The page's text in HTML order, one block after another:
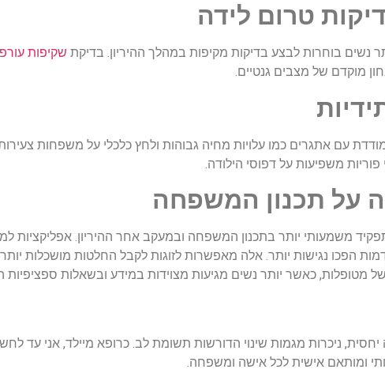
טרום לידה
נשים בוחרות לבצע בדיקות מקיפות במהלך ההיריון. בדיקת שקיפות
מוקדם של מצבים גנטיים.
עם אתגרים כמו עלויות מחיה גבוהות ולחץ כלכלי על משפחות
משפיעות על דפוסי הילודה.
על תכנון המשפחה
משמעותי יותר בתכנון המשפחה ובמעקב אחר ההיריון. אפליקציות
הפכו נגישות יותר. אלה מאפשרות לזוגות לקבל החלטות מושכלות יותר
מטופלות, כאשר יותר נשים מגיעות מצוידות במידע ובשאלות ספציפיות
יחסית, ניכרות מגמות שינוי הדורשות תשומת לב. כרופא מיילד, אני עד
ומותאם אישית לכל אישה ומשפחה.